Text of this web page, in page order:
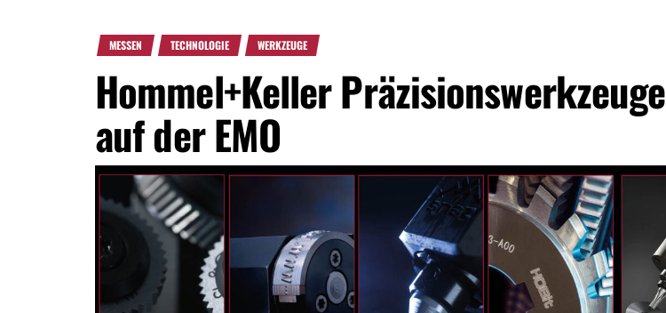
MESSEN TECHNOLOGIE WERKZEUGE
Hommel+Keller Präzisionswerkzeuge
auf der EMO